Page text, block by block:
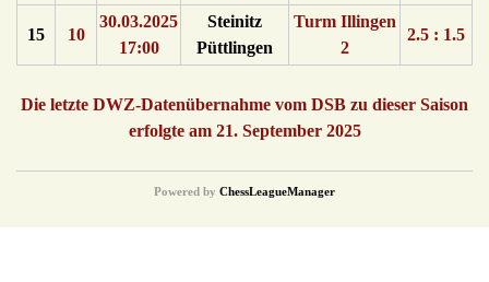
15 10
30.03.2025
17:00
Steinitz
Püttlingen
Turm Illingen
2
2.5 : 1.5
Die letzte DWZ-Datenübernahme vom DSB zu dieser Saison
erfolgte am 21. September 2025
Powered by ChessLeagueManager